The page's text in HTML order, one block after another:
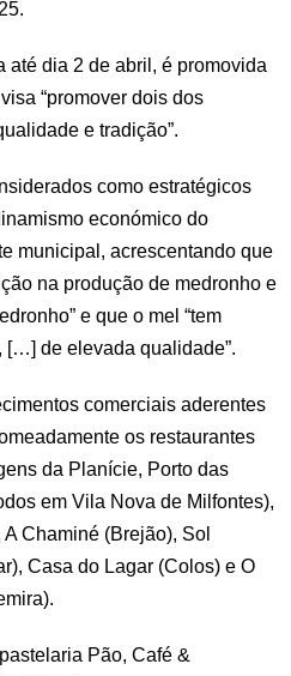
até dia 2 de abril, é promovida
“promover dois dos
e tradição”.
como estratégicos
económico do
municipal, acrescentando que
na produção de medronho e
e que o mel “tem
de elevada qualidade”.
comerciais aderentes
os restaurantes
da Planície, Porto das
em Vila Nova de Milfontes),
Chaminé (Brejão), Sol
Casa do Lagar (Colos) e O
Pão, Café &